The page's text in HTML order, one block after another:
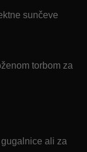
sunčeve
torbom za
ali za